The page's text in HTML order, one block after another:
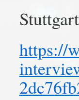
https://